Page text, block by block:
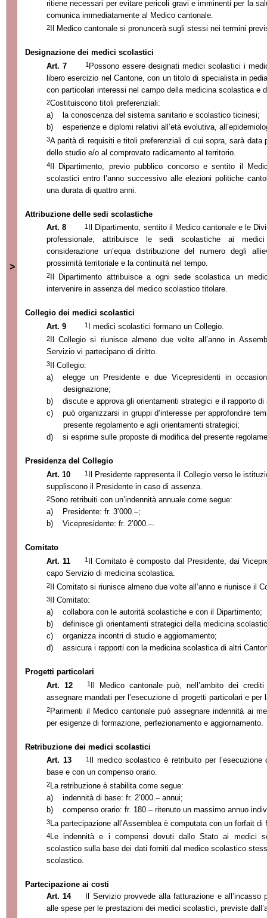
>
ritiene necessari per evitare pericoli gravi e imminenti per la
comunica immediatamente al Medico cantonale.
2 Il Medico cantonale si pronuncerà sugli stessi nei termini
Designazione dei medici scolastici
Art. 7
1 Possono essere designati medici scolastici i
libero esercizio nel Cantone, con un titolo di specialista in
con particolari interessi nel campo della medicina scolastica e
2Costituiscono titoli preferenziali:
a)
la conoscenza del sistema sanitario e scolastico ticinesi;
b)
esperienze e diplomi relativi all’età evolutiva,
3A parità di requisiti e titoli preferenziali di cui sopra, sarà data
dello studio e/o al comprovato radicamento al territorio.
4
Il Dipartimento, previo pubblico concorso e sentito il
scolastici entro l’anno successivo alle elezioni politiche
una durata di quattro anni.
Attribuzione delle sedi scolastiche
Art. 8
1
Il Dipartimento, sentito il Medico cantonale e le
professionale, attribuisce le sedi scolastiche ai
considerazione un’equa distribuzione del numero degli
prossimità territoriale e la continuità nel tempo.
2
Il Dipartimento attribuisce a ogni sede scolastica un
intervenire in assenza del medico scolastico titolare.
Collegio dei medici scolastici
Art. 9
1 I medici scolastici formano un Collegio.
2
Il Collegio si riunisce almeno due volte all’anno in
Servizio vi partecipano di diritto.
3
Il Collegio:
a)
elegge un Presidente e due Vicepresidenti in
designazione;
b)
discute e approva gli orientamenti strategici e il rapporto
c)
può organizzarsi in gruppi d’interesse per approfondire
presente regolamento e agli orientamenti strategici;
d)
si esprime sulle proposte di modifica del presente
Presidenza del Collegio
Art. 10
1 Il Presidente rappresenta il Collegio verso le
suppliscono il Presidente in caso di assenza.
2Sono retribuiti con un’indennità annuale come segue:
a)
Presidente: fr. 3’000.–;
b)
Vicepresidente: fr. 2’000.–.
Comitato
Art. 11
1
Il Comitato è composto dal Presidente, dai
capo Servizio di medicina scolastica.
2Il Comitato si riunisce almeno due volte all’anno e riunisce il
3
Il Comitato:
a)
collabora con le autorità scolastiche e con il Dipartimento;
b)
definisce gli orientamenti strategici della medicina
c)
organizza incontri di studio e aggiornamento;
d)
assicura i rapporti con la medicina scolastica di altri
Progetti particolari
Art. 12
1 Il Medico cantonale può, nell’ambito dei
assegnare mandati per l’esecuzione di progetti particolari e per
2Parimenti il Medico cantonale può assegnare indennità ai
per esigenze di formazione, perfezionamento e aggiornamento.
Retribuzione dei medici scolastici
Art. 13
1Il medico scolastico è retribuito per l’esecuzione
base e con un compenso orario.
2 La retribuzione è stabilita come segue:
a)
indennità di base: fr. 2’000.– annui;
b)
compenso orario: fr. 180.– ritenuto un massimo annuo
3La partecipazione all’Assemblea è computata con un forfait di
4Le indennità e i compensi dovuti dallo Stato ai medici
scolastico sulla base dei dati forniti dal medico scolastico
scolastico.
Partecipazione ai costi
Art. 14
Il Servizio provvede alla fatturazione e
alle spese per le prestazioni dei medici scolastici, previste